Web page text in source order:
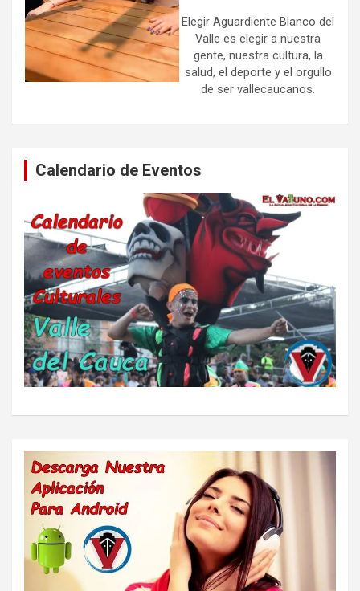
Elegir Aguardiente Blanco del
Valle es elegir a nuestra
gente, nuestra cultura, la
salud, el deporte y el orgullo
de ser vallecaucanos.
Calendario de Eventos